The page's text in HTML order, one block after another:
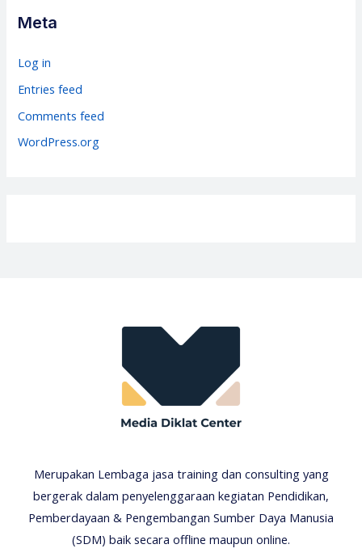
g
r
i
Meta
Log in
Entries feed
Comments feed
WordPress.org
Merupakan Lembaga jasa training dan consulting yang
bergerak dalam penyelenggaraan kegiatan Pendidikan,
Pemberdayaan & Pengembangan Sumber Daya Manusia
(SDM) baik secara offline maupun online.